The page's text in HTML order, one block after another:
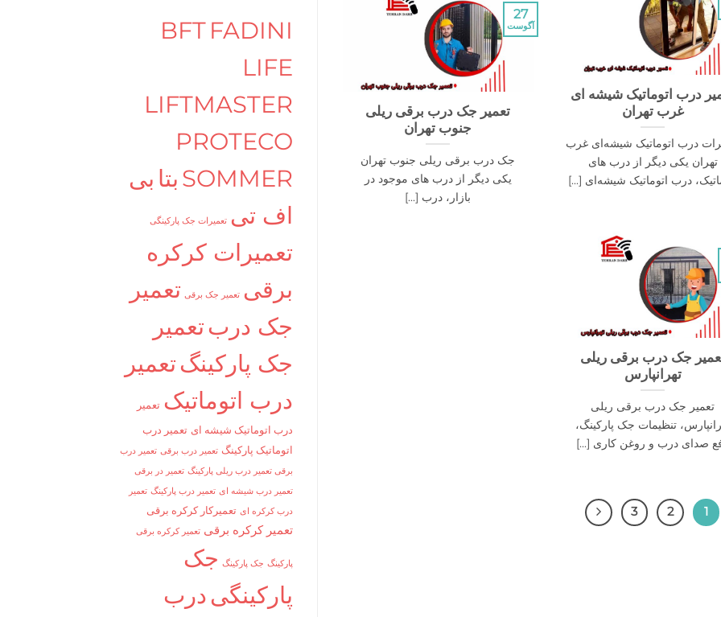
درب اتوماتیک شیشه ای
غرب تهران
درب اتوماتیک شیشه‌ای غرب
تهران یکی دیگر از درب های
درب اتوماتیک شیشه‌ای [...]
تعمیر جک درب برقی ریلی
جنوب تهران
جک درب برقی ریلی جنوب تهران
یکی دیگر از درب های موجود در
بازار، درب [...]
27
آگوست
جک درب برقی ریلی
تهرانپارس
تعمیر جک درب برقی ریلی
تنظیمات جک پارکینگ،
صدای درب و روغن کاری [...]
1
2
3
BFT FADINI
LIFE
LIFTMASTER
PROTECO
SOMMER بتا بی
اف تی تعمیرات جک پارکینگی
تعمیرات کرکره
برقی تعمیر جک برقی تعمیر
جک درب تعمیر
جک پارکینگ تعمیر
درب اتوماتیک تعمیر
درب اتوماتیک شیشه ای تعمیر درب
اتوماتیک پارکینگ تعمیر درب برقی تعمیر درب
برقی تعمیر درب ریلی پارکینگ تعمیر در برقی
تعمیر درب شیشه ای تعمیر درب پارکینگ تعمیر
درب کرکره ای تعمیرکار کرکره برقی
تعمیر کرکره برقی تعمیر کرکره برقی
پارکینگ جک پارکینگ جک
پارکینگی درب